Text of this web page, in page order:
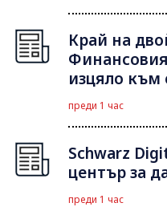
Край на
изцяло към
преди 1 час
Schwarz
център за
преди 1 час